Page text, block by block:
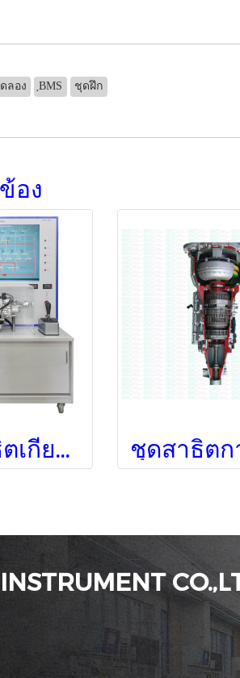
ลอง ฺBMS ชุดฝึก
อง
ชุดฝึกสาธิตเกียร์อัตโนมัติ